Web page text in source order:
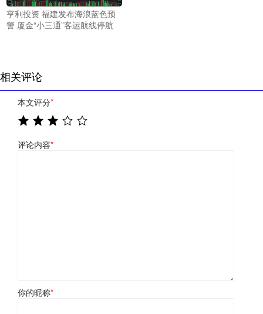
亨利投资 福建发布海浪蓝色预
警 厦金“小三通”客运航线停航
相关评论
本文评分*
评论内容*
你的昵称*